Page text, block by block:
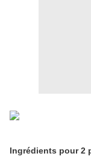
Ingrédients pour 2